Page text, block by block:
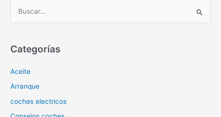
c
r
p
o
Categorías
Aceite
Arranque
coches electricos